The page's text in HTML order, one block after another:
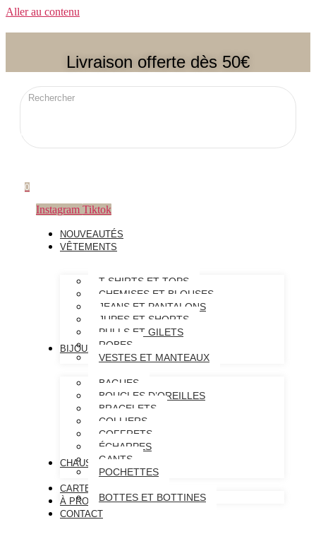
Aller au contenu
Livraison offerte dès 50€
0
Instagram Tiktok
NOUVEAUTÉS
VÊTEMENTS
T-SHIRTS ET TOPS
CHEMISES ET BLOUSES
JEANS ET PANTALONS
JUPES ET SHORTS
PULLS ET GILETS
ROBES
VESTES ET MANTEAUX
BIJOUX & ACCESSOIRES
BAGUES
BOUCLES D’OREILLES
BRACELETS
COLLIERS
COFFRETS
ÉCHARPES
GANTS
POCHETTES
CHAUSSURES
BOTTES ET BOTTINES
CARTE CADEAU
À PROPOS
CONTACT